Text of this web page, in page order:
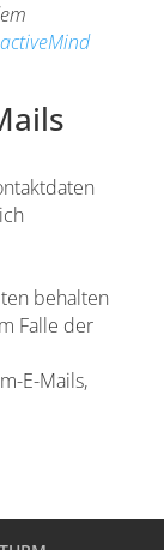
behalten
Falle der
E-Mails,